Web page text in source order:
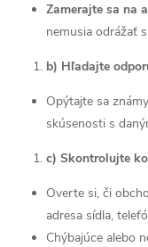
Zamerajte sa na
nemusia odrážať
b) Hľadajte
Opýtajte sa
skúsenosti s
c) Skontrolujte
Overte si, či
adresa sídla,
Chýbajúce alebo